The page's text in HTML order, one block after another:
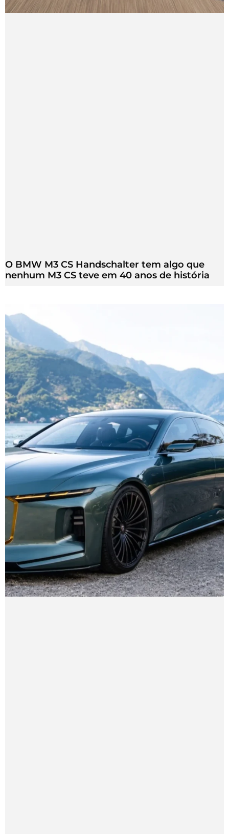
O BMW M3 CS Handschalter tem algo que
nenhum M3 CS teve em 40 anos de história